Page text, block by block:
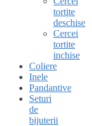
tortite
deschise
Cercei
tortite
inchise
Coliere
Inele
Pandantive
Seturi
de
bijuterii